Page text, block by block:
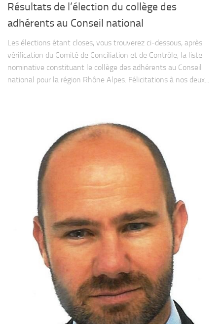
Résultats de l’élection du collège des
adhérents au Conseil national
Les élections étant closes, vous trouverez ci-dessous, après
vérification du Comité de Conciliation et de Contrôle, la liste
nominative constituant le collège des adhérents au Conseil
national pour la région Rhône Alpes. Félicitations à nos deux...